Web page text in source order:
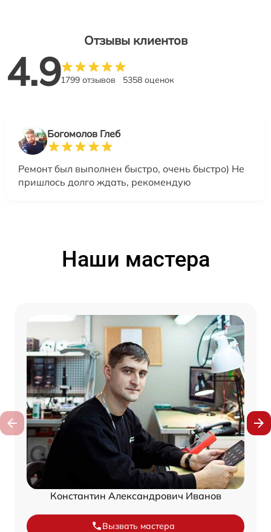
Отзывы клиентов
4.91799 отзывов 5358 оценок
Богомолов Глеб
Ремонт был выполнен быстро, очень быстро) Не
пришлось долго ждать, рекомендую
Наши мастера
Константин Александрович Иванов
Вызвать мастера